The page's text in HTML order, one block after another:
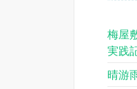
梅屋
実践
晴游